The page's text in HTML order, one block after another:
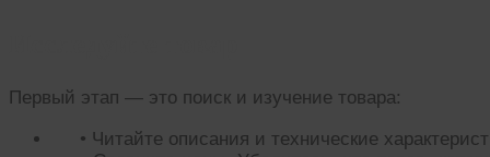
Первый этап — это поиск и изучение товара:
• Читайте описания и технические